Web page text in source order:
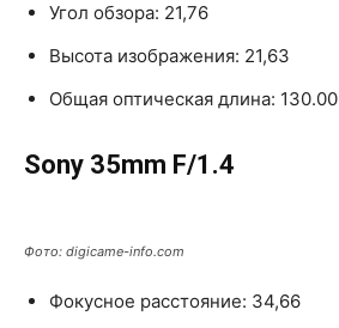
Угол обзора: 21,76
Высота изображения: 21,63
Общая оптическая длина: 130.00
Sony 35mm F/1.4
Фото: digicame-info.com
Фокусное расстояние: 34,66